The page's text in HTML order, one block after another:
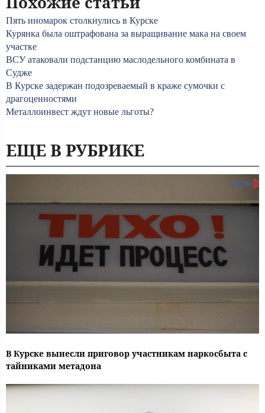
Пять иномарок столкнулись в Курске
Курянка была оштрафована за выращивание мака на своем
участке
ВСУ атаковали подстанцию маслодельного комбината в
Судже
В Курске задержан подозреваемый в краже сумочки с
драгоценностями
Металлоинвест ждут новые льготы?
ЕЩЕ В РУБРИКЕ
В Курске вынесли приговор участникам наркосбыта с
тайниками метадона